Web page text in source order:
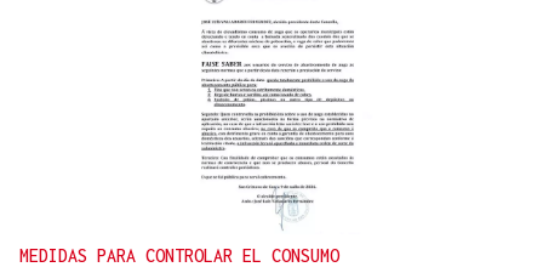
MEDIDAS PARA CONTROLAR EL CONSUMO